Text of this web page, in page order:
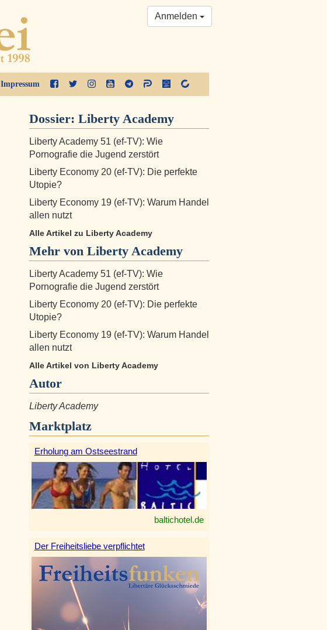
Impressum
Anmelden
Dossier: Liberty Academy
Liberty Academy 51 (ef-TV): Wie
Pornografie die Jugend zerstört
Liberty Economy 20 (ef-TV): Die perfekte
Utopie?
Liberty Economy 19 (ef-TV): Warum Handel
allen nutzt
Alle Artikel zu Liberty Academy
Mehr von Liberty Academy
Liberty Academy 51 (ef-TV): Wie
Pornografie die Jugend zerstört
Liberty Economy 20 (ef-TV): Die perfekte
Utopie?
Liberty Economy 19 (ef-TV): Warum Handel
allen nutzt
Alle Artikel von Liberty Academy
Autor
Liberty Academy
Marktplatz
Erholung am Ostseestrand
baltichotel.de
Der Freiheitsliebe verpflichtet